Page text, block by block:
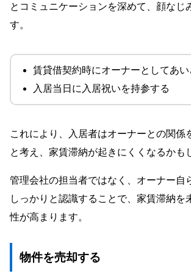
とコミュニケーションを深めて、顔なじ
す。
賃貸借契約時にオーナーとしてあい
入居当日に入居祝いを持参する
これにより、入居者はオーナーとの関係
と考え、家賃滞納が起きにくくなるかも
管理会社の担当者ではなく、オーナー自
しっかりと認識することで、家賃滞納を
性が高まります。
物件を売却する